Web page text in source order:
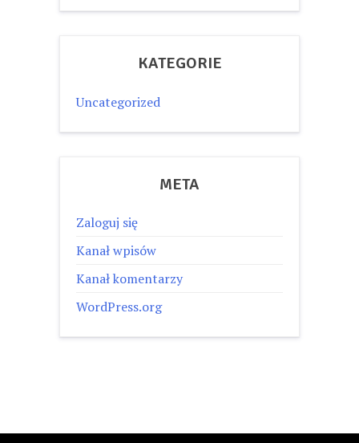
KATEGORIE
Uncategorized
META
Zaloguj się
Kanał wpisów
Kanał komentarzy
WordPress.org